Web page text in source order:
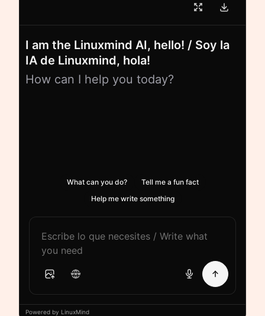
I am the Linuxmind AI, hello! / Soy la
IA de Linuxmind, hola!
How can I help you today?
What can you do?
Tell me a fun fact
Help me write something
Powered by LinuxMind